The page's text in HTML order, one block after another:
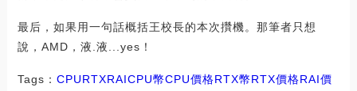
最后，如果用一句話概括王校長的本次攢機。那筆者只想
說，AMD，液.液...yes！
Tags： CPURTXRAICPU幣CPU價格RTX幣RTX價格RAI價